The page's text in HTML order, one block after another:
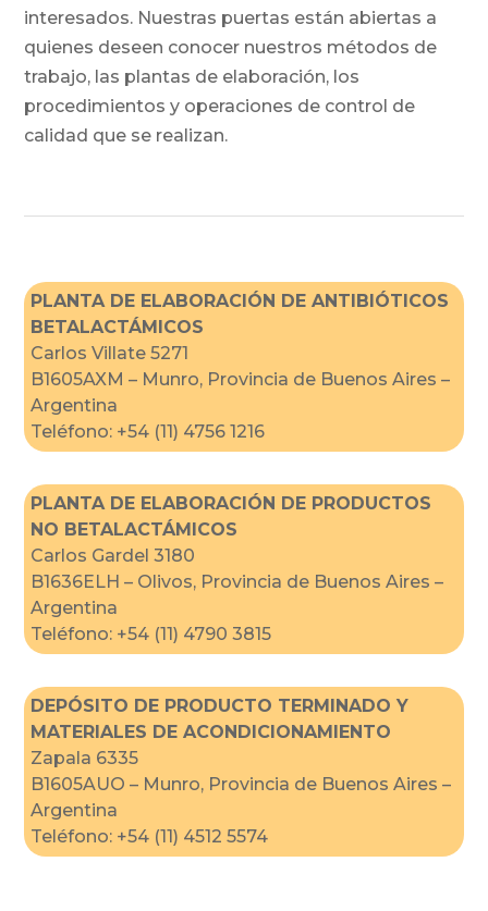
interesados. Nuestras puertas están abiertas a
quienes deseen conocer nuestros métodos de
trabajo, las plantas de elaboración, los
procedimientos y operaciones de control de
calidad que se realizan.
PLANTA DE ELABORACIÓN DE ANTIBIÓTICOS
BETALACTÁMICOS
Carlos Villate 5271
B1605AXM – Munro, Provincia de Buenos Aires –
Argentina
Teléfono: +54 (11) 4756 1216
PLANTA DE ELABORACIÓN DE PRODUCTOS
NO BETALACTÁMICOS
Carlos Gardel 3180
B1636ELH – Olivos, Provincia de Buenos Aires –
Argentina
Teléfono: +54 (11) 4790 3815
DEPÓSITO DE PRODUCTO TERMINADO Y
MATERIALES DE ACONDICIONAMIENTO
Zapala 6335
B1605AUO – Munro, Provincia de Buenos Aires –
Argentina
Teléfono: +54 (11) 4512 5574